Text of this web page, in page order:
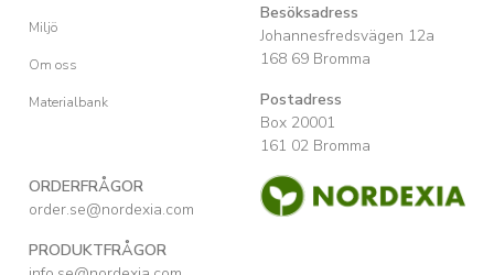
Miljö
Om oss
Materialbank
Besöksadress
Johannesfredsvägen 12a
168 69 Bromma
Postadress
Box 20001
161 02 Bromma
ORDERFRÅGOR
order.se@nordexia.com
PRODUKTFRÅGOR